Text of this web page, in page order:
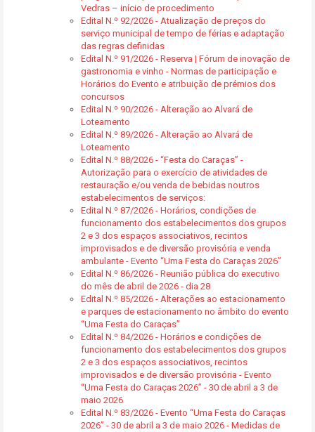
Vedras – início de procedimento
Edital N.º 92/2026 - Atualização de preços do
serviço municipal de tempo de férias e adaptação
das regras definidas
Edital N.º 91/2026 - Reserva | Fórum de inovação de
gastronomia e vinho - Normas de participação e
Horários do Evento e atribuição de prémios dos
concursos
Edital N.º 90/2026 - Alteração ao Alvará de
Loteamento
Edital N.º 89/2026 - Alteração ao Alvará de
Loteamento
Edital N.º 88/2026 - “Festa do Caraças” -
Autorização para o exercício de atividades de
restauração e/ou venda de bebidas noutros
estabelecimentos de serviços:
Edital N.º 87/2026 - Horários, condições de
funcionamento dos estabelecimentos dos grupos
2 e 3 dos espaços associativos, recintos
improvisados e de diversão provisória e venda
ambulante - Evento “Uma Festa do Caraças 2026”
Edital N.º 86/2026 - Reunião pública do executivo
do mês de abril de 2026 - dia 28
Edital N.º 85/2026 - Alterações ao estacionamento
e parques de estacionamento no âmbito do evento
“Uma Festa do Caraças”
Edital N.º 84/2026 - Horários e condições de
funcionamento dos estabelecimentos dos grupos
2 e 3 dos espaços associativos, recintos
improvisados e de diversão provisória - Evento
“Uma Festa do Caraças 2026” - 30 de abril a 3 de
maio 2026
Edital N.º 83/2026 - Evento “Uma Festa do Caraças
2026” - 30 de abril a 3 de maio 2026 - Medidas de